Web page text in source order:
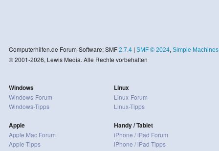
Computerhilfen.de Forum-Software: SMF 2.7.4| SMF © 2024, Simple Machines
© 2001-2026, Lewis Media. Alle Rechte vorbehalten
Windows
Windows-Forum
Windows-Tipps
Apple
Apple Mac Forum
Apple Tipps
Linux
Linux-Forum
Linux-Tipps
Handy / Tablet
iPhone / iPad Forum
iPhone / iPad Tipps